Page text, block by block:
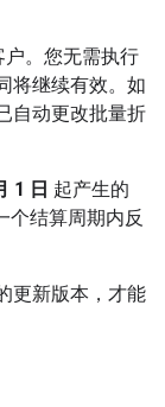
户。您无需执行
将继续有效。如
自动更改批量折
1 日 起产生的
个结算周期内反
更新版本，才能